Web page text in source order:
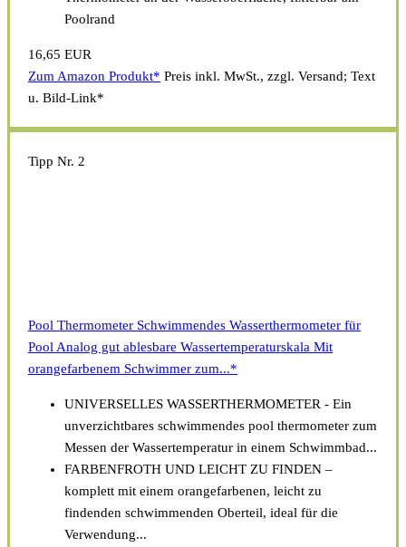
Poolrand
16,65 EUR
Zum Amazon Produkt* Preis inkl. MwSt., zzgl. Versand; Text
u. Bild-Link*
Tipp Nr. 2
Pool Thermometer Schwimmendes Wasserthermometer für
Pool Analog gut ablesbare Wassertemperaturskala Mit
orangefarbenem Schwimmer zum...*
UNIVERSELLES WASSERTHERMOMETER - Ein
unverzichtbares schwimmendes pool thermometer zum
Messen der Wassertemperatur in einem Schwimmbad...
FARBENFROTH UND LEICHT ZU FINDEN –
komplett mit einem orangefarbenen, leicht zu
findenden schwimmenden Oberteil, ideal für die
Verwendung...